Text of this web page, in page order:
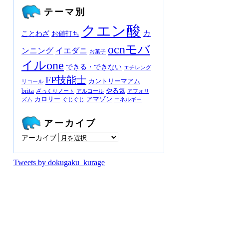
テーマ別
ことわざ お値打ち クエン酸 カ
ンニング イエダニ お菓子 ocnモバ
イルone できる・できない エチレング
リコール FP技能士 カントリーマアム
brita ざっくりノート アルコール やる気 アフォリ
ズム カロリー ぐじぐじ アマゾン エネルギー
アーカイブ
アーカイブ
Tweets by dokugaku_kurage